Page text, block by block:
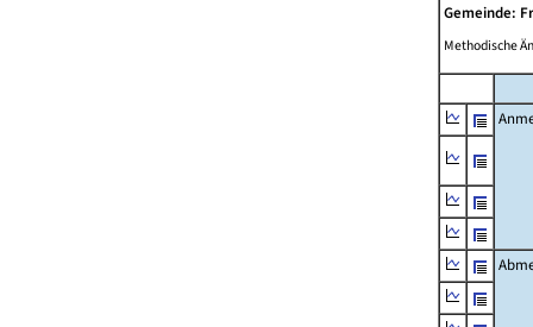
Gemeinde:
Methodische